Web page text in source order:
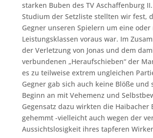
starken Buben des TV Aschaffenburg
Studium der Setzliste stellten wir fest,
Gegner unseren Spielern um eine oder
Leistungsklassen voraus war. Im
der Verletzung von Jonas und dem
verbundenen „Heraufschieben“ der
es zu teilweise extrem ungleichen
Gegner gab sich auch keine Blöße und
Beginn an mit Vehemenz und
Gegensatz dazu wirkten die Haibacher
gehemmt -vielleicht auch wegen der
Aussichtslosigkeit ihres tapferen